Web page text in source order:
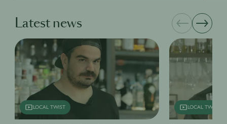
Latest news
LOCAL TWIST LOCAL TWIST